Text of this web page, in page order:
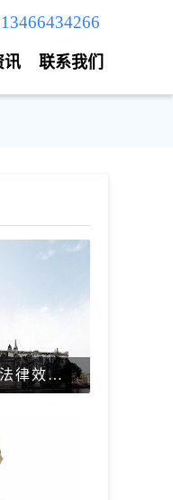
联系我们
讯
遗嘱需要公证才有法律效力吗？